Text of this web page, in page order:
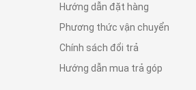
Hướng dẫn đặt hàng
Phương thức vận chuyển
Chính sách đổi trả
Hướng dẫn mua trả góp